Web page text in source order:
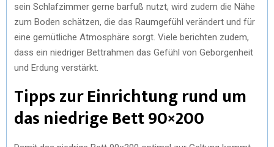
sein Schlafzimmer gerne barfuß nutzt, wird zudem die Nähe
zum Boden schätzen, die das Raumgefühl verändert und für
eine gemütliche Atmosphäre sorgt. Viele berichten zudem,
dass ein niedriger Bettrahmen das Gefühl von Geborgenheit
und Erdung verstärkt.
Tipps zur Einrichtung rund um
das niedrige Bett 90×200